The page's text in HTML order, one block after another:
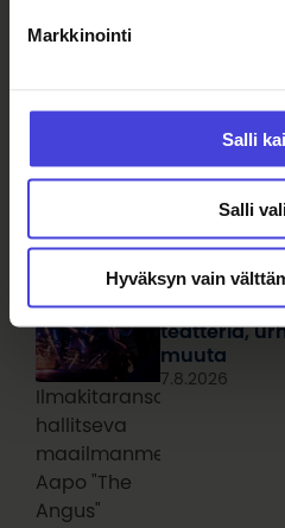
Markkinointi
Salli
Salli
Hyväksyn vain
Lue myös
Ilmakitaransoiton
hallitseva
maailmanmestari
Aapo "The
Angus"
Elokuu
teatteria,
muuta
7.8.2026